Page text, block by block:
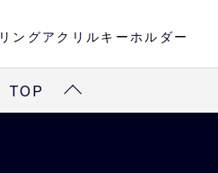
グアクリルキーホルダー
TOP